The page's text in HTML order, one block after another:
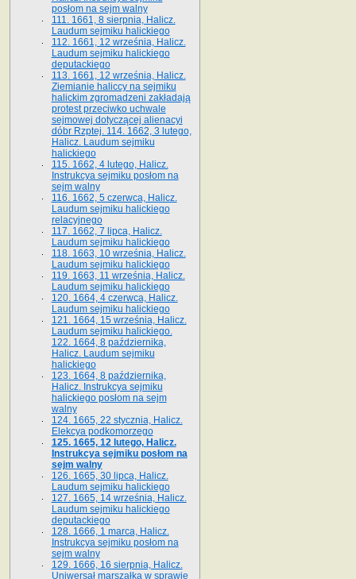
posłom na sejm walny
111. 1661, 8 sierpnia, Halicz.
Laudum sejmiku halickiego
112. 1661, 12 września, Halicz.
Laudum sejmiku halickiego
deputackiego
113. 1661, 12 września, Halicz.
Ziemianie haliccy na sejmiku
halickim zgromadzeni zakładają
protest przeciwko uchwale
sejmowej dotyczącej alienacyi
dóbr Rzptej. 114. 1662, 3 lutego,
Halicz. Laudum sejmiku
halickiego
115. 1662, 4 lutego, Halicz.
Instrukcya sejmiku posłom na
sejm walny
116. 1662, 5 czerwca, Halicz.
Laudum sejmiku halickiego
relacyjnego
117. 1662, 7 lipca, Halicz.
Laudum sejmiku halickiego
118. 1663, 10 września, Halicz.
Laudum sejmiku halickiego
119. 1663, 11 września, Halicz.
Laudum sejmiku halickiego
120. 1664, 4 czerwca, Halicz.
Laudum sejmiku halickiego
121. 1664, 15 września, Halicz.
Laudum sejmiku halickiego.
122. 1664, 8 października,
Halicz. Laudum sejmiku
halickiego
123. 1664, 8 października,
Halicz. Instrukcya sejmiku
halickiego posłom na sejm
walny
124. 1665, 22 stycznia, Halicz.
Elekcya podkomorzego
125. 1665, 12 lutego, Halicz.
Instrukcya sejmiku posłom na
sejm walny
126. 1665, 30 lipca, Halicz.
Laudum sejmiku halickiego
127. 1665, 14 września, Halicz.
Laudum sejmiku halickiego
deputackiego
128. 1666, 1 marca, Halicz.
Instrukcya sejmiku posłom na
sejm walny
129. 1666, 16 sierpnia, Halicz.
Uniwersał marszałka w sprawie